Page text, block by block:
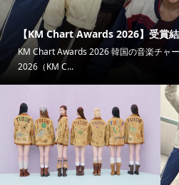
【KM Chart Awards 2026】受賞
KM Chart Awards 2026 韓国の音楽チャ
2026（KM C...